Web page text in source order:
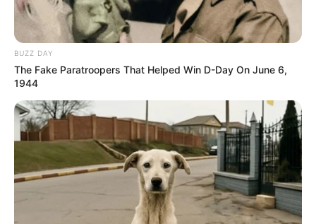
BUZZ DAY
The Fake Paratroopers That Helped Win D-Day On June 6,
1944